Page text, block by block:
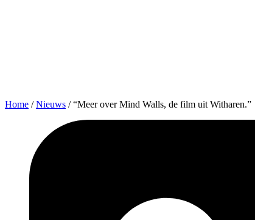
Home /Nieuws /“Meer over Mind Walls, de film uit Witharen.”